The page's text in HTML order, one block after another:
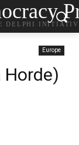
DELPHI
Europe